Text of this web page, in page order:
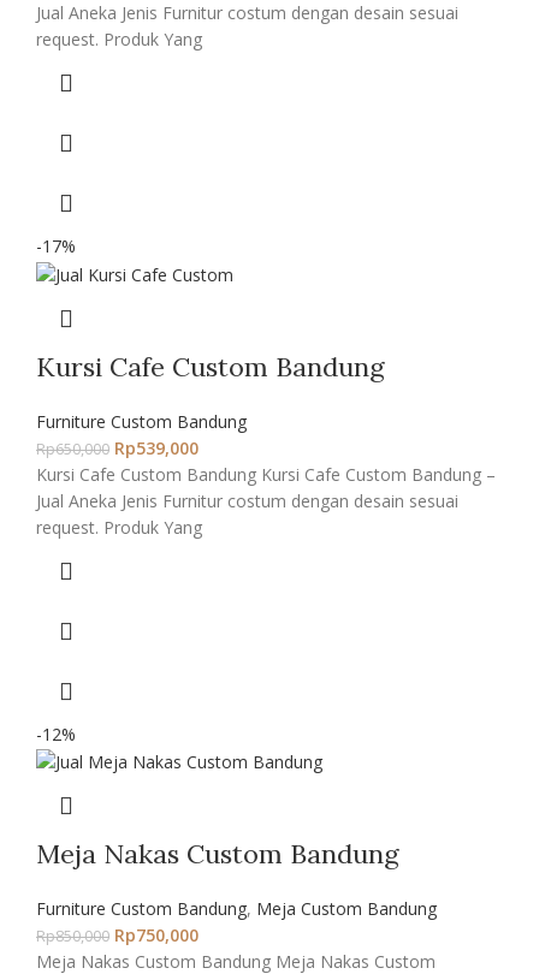
Jual Aneka Jenis Furnitur costum dengan desain sesuai
request. Produk Yang
-17%
Kursi Cafe Custom Bandung
Furniture Custom Bandung
Rp650,000 Rp539,000
Kursi Cafe Custom Bandung Kursi Cafe Custom Bandung –
Jual Aneka Jenis Furnitur costum dengan desain sesuai
request. Produk Yang
-12%
Meja Nakas Custom Bandung
Furniture Custom Bandung, Meja Custom Bandung
Rp850,000 Rp750,000
Meja Nakas Custom Bandung Meja Nakas Custom